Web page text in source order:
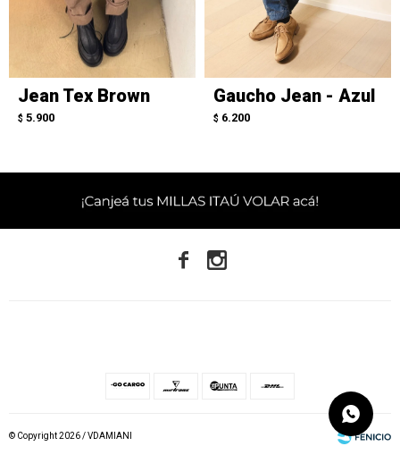
Jean Tex Brown
$ 5.900
Gaucho Jean - Azul
$ 6.200
 
© Copyright 2026 / VDAMIANI